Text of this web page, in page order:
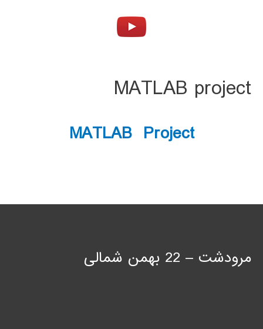
MATLAB project
MATLAB Project
مرودشت – 22 بهمن شمالی